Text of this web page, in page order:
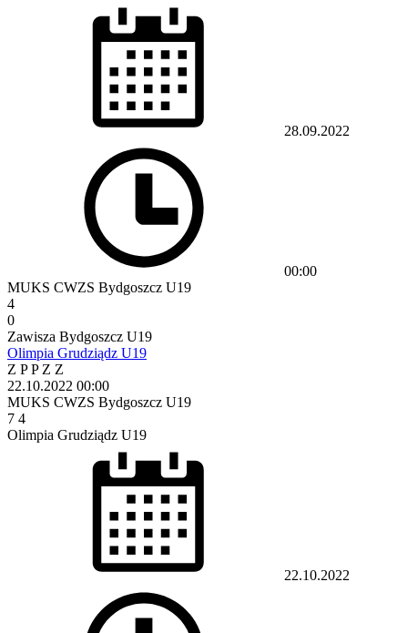
28.09.2022
00:00
MUKS CWZS Bydgoszcz U19
4
0
Zawisza Bydgoszcz U19
Olimpia Grudziądz U19
Z PPZ Z
22.10.2022 00:00
MUKS CWZS Bydgoszcz U19
7 4
Olimpia Grudziądz U19
22.10.2022